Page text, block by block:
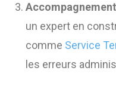
un expert en
comme Service
les erreurs